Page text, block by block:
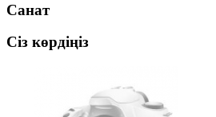
Санат
Сіз көрдіңіз